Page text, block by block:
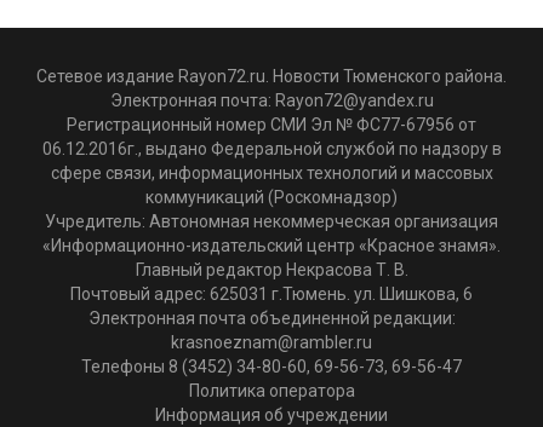
Сетевое издание Rayon72.ru. Новости Тюменского района.
Электронная почта: Rayon72@yandex.ru
Регистрационный номер СМИ Эл № ФС77-67956 от
06.12.2016г., выдано Федеральной службой по надзору в
сфере связи, информационных технологий и массовых
коммуникаций (Роскомнадзор)
Учредитель: Автономная некоммерческая организация
«Информационно-издательский центр «Красное знамя».
Главный редактор Некрасова Т. В.
Почтовый адрес: 625031 г.Тюмень. ул. Шишкова, 6
Электронная почта объединенной редакции:
krasnoeznam@rambler.ru
Телефоны 8 (3452) 34-80-60, 69-56-73, 69-56-47
Политика оператора
Информация об учреждении